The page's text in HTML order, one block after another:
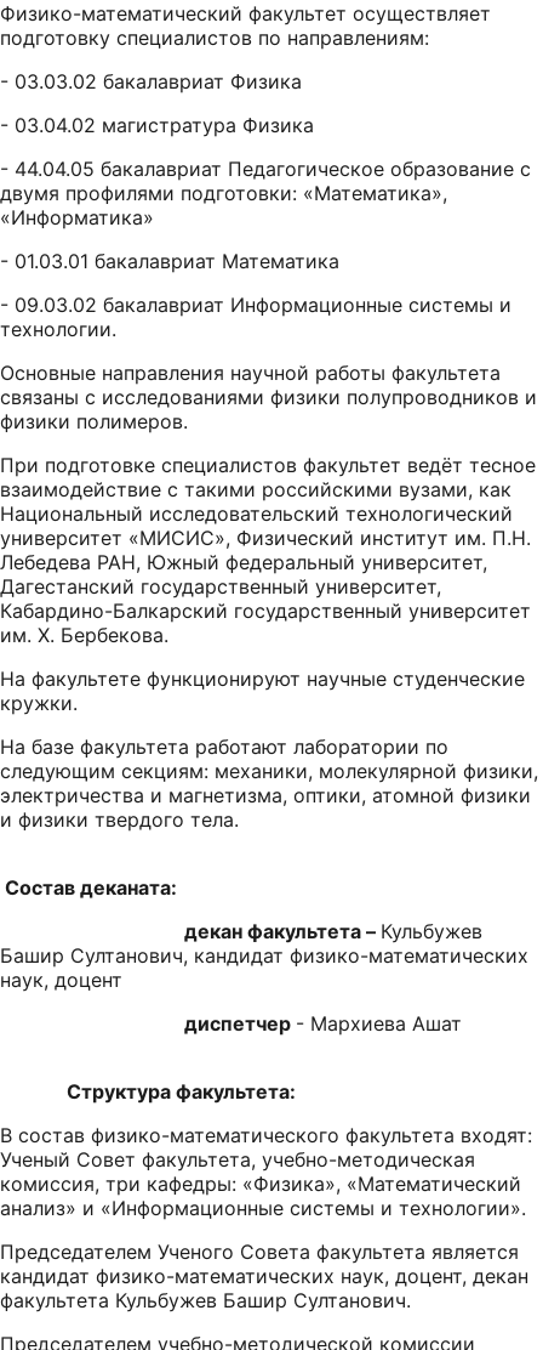
Физико-математический факультет осуществляет
подготовку специалистов по направлениям:
- 03.03.02 бакалавриат Физика
- 03.04.02 магистратура Физика
- 44.04.05 бакалавриат Педагогическое образование с
двумя профилями подготовки: «Математика»,
«Информатика»
- 01.03.01 бакалавриат Математика
- 09.03.02 бакалавриат Информационные системы и
технологии.
Основные направления научной работы факультета
связаны с исследованиями физики полупроводников и
физики полимеров.
При подготовке специалистов факультет ведёт тесное
взаимодействие с такими российскими вузами, как
Национальный исследовательский технологический
университет «МИСИС», Физический институт им. П.Н.
Лебедева РАН, Южный федеральный университет,
Дагестанский государственный университет,
Кабардино-Балкарский государственный университет
им. Х. Бербекова.
На факультете функционируют научные студенческие
кружки.
На базе факультета работают лаборатории по
следующим секциям: механики, молекулярной физики,
электричества и магнетизма, оптики, атомной физики
и физики твердого тела.
Состав деканата:
декан факультета – Кульбужев
Башир Султанович, кандидат физико-математических
наук, доцент
диспетчер - Мархиева Ашат
Структура факультета:
В состав физико-математического факультета входят:
Ученый Совет факультета, учебно-методическая
комиссия, три кафедры: «Физика», «Математический
анализ» и «Информационные системы и технологии».
Председателем Ученого Совета факультета является
кандидат физико-математических наук, доцент, декан
факультета Кульбужев Башир Султанович.
Председателем учебно-методической комиссии